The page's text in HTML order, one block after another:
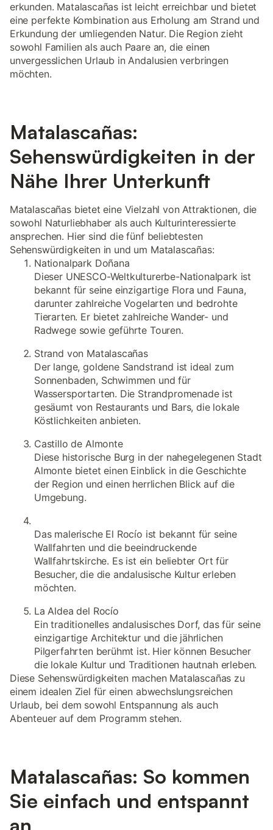
erkunden. Matalascañas ist leicht erreichbar und bietet
eine perfekte Kombination aus Erholung am Strand und
Erkundung der umliegenden Natur. Die Region zieht
sowohl Familien als auch Paare an, die einen
unvergesslichen Urlaub in Andalusien verbringen
möchten.
Matalascañas:
Sehenswürdigkeiten in der
Nähe Ihrer Unterkunft
Matalascañas bietet eine Vielzahl von Attraktionen, die
sowohl Naturliebhaber als auch Kulturinteressierte
ansprechen. Hier sind die fünf beliebtesten
Sehenswürdigkeiten in und um Matalascañas:
Nationalpark Doñana
Dieser UNESCO-Weltkulturerbe-Nationalpark ist
bekannt für seine einzigartige Flora und Fauna,
darunter zahlreiche Vogelarten und bedrohte
Tierarten. Er bietet zahlreiche Wander- und
Radwege sowie geführte Touren.
Strand von Matalascañas
Der lange, goldene Sandstrand ist ideal zum
Sonnenbaden, Schwimmen und für
Wassersportarten. Die Strandpromenade ist
gesäumt von Restaurants und Bars, die lokale
Köstlichkeiten anbieten.
Castillo de Almonte
Diese historische Burg in der nahegelegenen Stadt
Almonte bietet einen Einblick in die Geschichte
der Region und einen herrlichen Blick auf die
Umgebung.
Das malerische El Rocío ist bekannt für seine
Wallfahrten und die beeindruckende
Wallfahrtskirche. Es ist ein beliebter Ort für
Besucher, die die andalusische Kultur erleben
möchten.
La Aldea del Rocío
Ein traditionelles andalusisches Dorf, das für seine
einzigartige Architektur und die jährlichen
Pilgerfahrten berühmt ist. Hier können Besucher
die lokale Kultur und Traditionen hautnah erleben.
Diese Sehenswürdigkeiten machen Matalascañas zu
einem idealen Ziel für einen abwechslungsreichen
Urlaub, bei dem sowohl Entspannung als auch
Abenteuer auf dem Programm stehen.
Matalascañas: So kommen
Sie einfach und entspannt
an